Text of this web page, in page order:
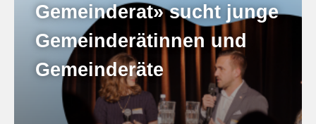
Gemeinderat» sucht junge
Gemeinderätinnen und
Gemeinderäte